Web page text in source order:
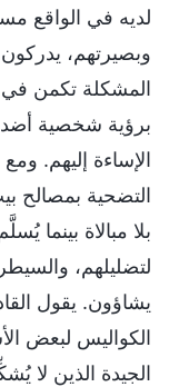
لديه في الواقع
وبصيرتهم،
المشكلة تكمن في
برؤية شخصية
الإساءة إليهم.
التضحية بمصالح
بلا مبالاة بينما
لتضليلهم،
يشاؤون. يقول
الكواليس لبعض
الجيدة الذين لا